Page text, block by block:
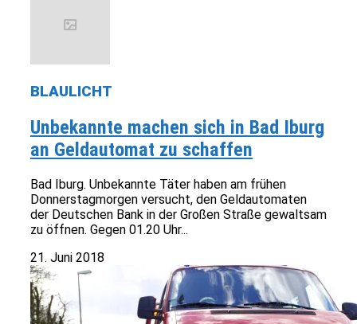
BLAULICHT
Unbekannte machen sich in Bad Iburg
an Geldautomat zu schaffen
Bad Iburg. Unbekannte Täter haben am frühen
Donnerstagmorgen versucht, den Geldautomaten
der Deutschen Bank in der Großen Straße gewaltsam
zu öffnen. Gegen 01.20 Uhr...
21. Juni 2018